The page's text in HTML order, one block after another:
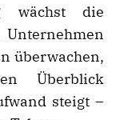
wächst die
überwachen,
Überblick
steigt –